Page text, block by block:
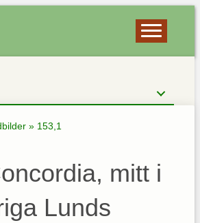
» 153,1
mitt i
Lunds